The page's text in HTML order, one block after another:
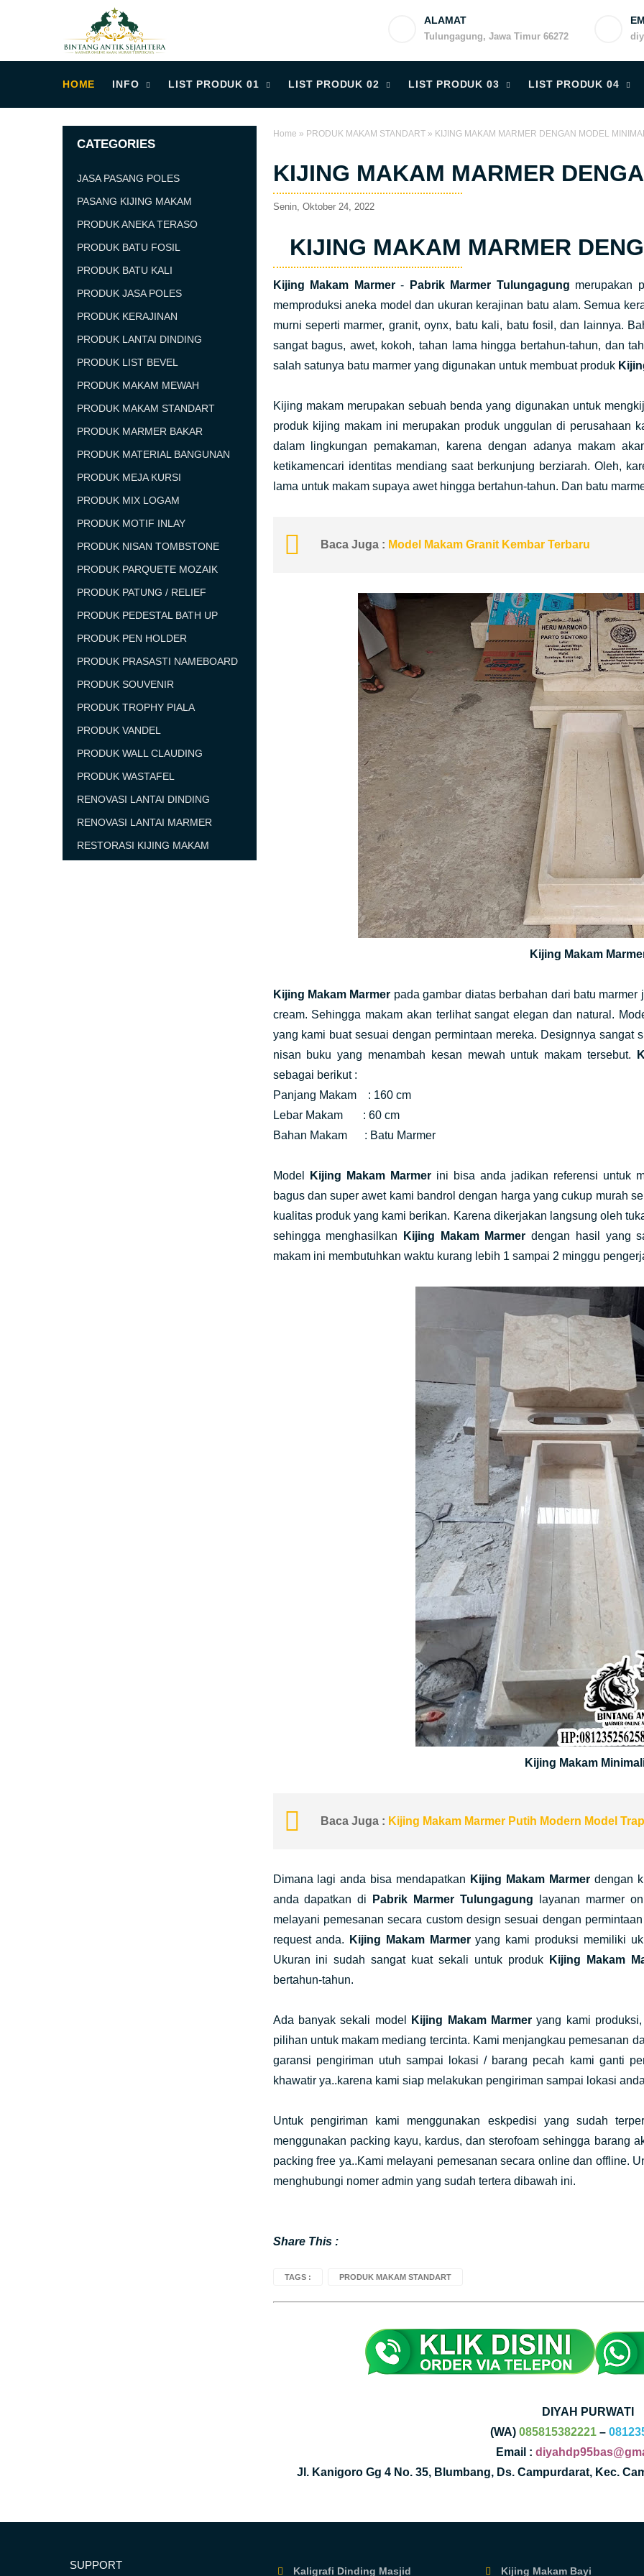
ALAMAT
Tulungagung, Jawa Timur 66272
HOME INFO LIST PRODUK 01 LIST PRODUK 02 LIST PRODUK 03 LIST PRODUK 04
Home » PRODUK MAKAM STANDART» KIJING MAKAM MARMER DENGAN MODEL
KIJING MAKAM MARMER
Senin, Oktober 24, 2022
KIJING MAKAM MARMER
Kijing Makam Marmer- Pabrik Marmer Tulungagung merupakan
memproduksi aneka model dan ukuran kerajinan batu alam. Semua
murni seperti marmer, granit, oynx, batu kali, batu fosil, dan lainnya.
sangat bagus, awet, kokoh, tahan lama hingga bertahun-tahun, dan
salah satunya batu marmer yang digunakan untuk membuat produk
Kijing makam merupakan sebuah benda yang digunakan untuk
produk kijing makam ini merupakan produk unggulan di perusahaan
dalam lingkungan pemakaman, karena dengan adanya makam
ketikamencari identitas mendiang saat berkunjung berziarah. Oleh,
lama untuk makam supaya awet hingga bertahun-tahun. Dan batu
Baca Juga : Model Makam Granit Kembar Terbaru
Kijing Makam
Kijing Makam Marmer pada gambar diatas berbahan dari batu
cream. Sehingga makam akan terlihat sangat elegan dan natural.
yang kami buat sesuai dengan permintaan mereka. Designnya sangat
nisan buku yang menambah kesan mewah untuk makam tersebut.
sebagai berikut :
Panjang Makam : 160 cm
Lebar Makam : 60 cm
Bahan Makam : Batu Marmer
Model Kijing Makam Marmerini bisa anda jadikan referensi untuk
bagus dan super awet kami bandrol dengan harga yang cukup murah
kualitas produk yang kami berikan. Karena dikerjakan langsung oleh
sehingga menghasilkan
Kijing Makam Marmer dengan hasil yang
makam ini membutuhkan waktu kurang lebih 1 sampai 2 minggu
Kijing Makam
Baca Juga : Kijing Makam Marmer Putih Modern Model
Dimana lagi anda bisa mendapatkan Kijing Makam Marmerdengan
anda dapatkan di
Pabrik Marmer Tulungagung layanan marmer
melayani pemesanan secara custom design sesuai dengan
request anda.
Kijing Makam Marmeryang kami produksi memiliki
Ukuran ini sudah sangat kuat sekali untuk produk
Kijing Makam
bertahun-tahun.
Ada banyak sekali model Kijing Makam Marmeryang kami
pilihan untuk makam mediang tercinta. Kami menjangkau pemesanan
garansi pengiriman utuh sampai lokasi / barang pecah kami ganti
khawatir ya..karena kami siap melakukan pengiriman sampai lokasi
Untuk pengiriman kami menggunakan eskpedisi yang sudah
menggunakan packing kayu, kardus, dan sterofoam sehingga barang
packing free ya..Kami melayani pemesanan secara online dan offline.
menghubungi nomer admin yang sudah tertera dibawah ini.
Share This :
TAGS : PRODUK MAKAM STANDART
DIYAH PURWATI
(WA) 085815382221–
Email :
Jl. Kanigoro Gg 4 No. 35, Blumbang, Ds. Campurdarat, Kec.
CATEGORIES
JASA PASANG POLES
PASANG KIJING MAKAM
PRODUK ANEKA TERASO
PRODUK BATU FOSIL
PRODUK BATU KALI
PRODUK JASA POLES
PRODUK KERAJINAN
PRODUK LANTAI DINDING
PRODUK LIST BEVEL
PRODUK MAKAM MEWAH
PRODUK MAKAM STANDART
PRODUK MARMER BAKAR
PRODUK MATERIAL BANGUNAN
PRODUK MEJA KURSI
PRODUK MIX LOGAM
PRODUK MOTIF INLAY
PRODUK NISAN TOMBSTONE
PRODUK PARQUETE MOZAIK
PRODUK PATUNG / RELIEF
PRODUK PEDESTAL BATH UP
PRODUK PEN HOLDER
PRODUK PRASASTI NAMEBOARD
PRODUK SOUVENIR
PRODUK TROPHY PIALA
PRODUK VANDEL
PRODUK WALL CLAUDING
PRODUK WASTAFEL
RENOVASI LANTAI DINDING
RENOVASI LANTAI MARMER
RESTORASI KIJING MAKAM
SUPPORT Kaligrafi Dinding Masjid Kijing Makam Bayi